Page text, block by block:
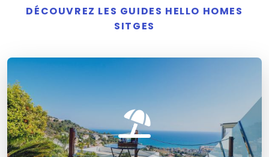
DÉCOUVREZ LES GUIDES HELLO HOMES
SITGES